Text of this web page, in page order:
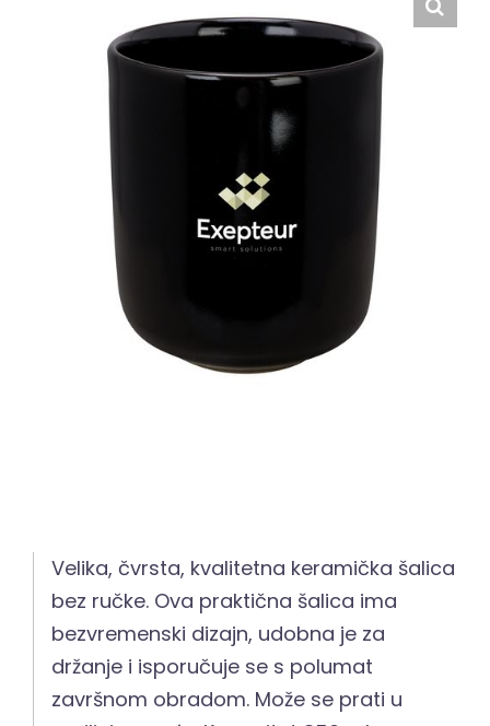
Velika, čvrsta, kvalitetna keramička šalica
bez ručke. Ova praktična šalica ima
bezvremenski dizajn, udobna je za
držanje i isporučuje se s polumat
završnom obradom. Može se prati u